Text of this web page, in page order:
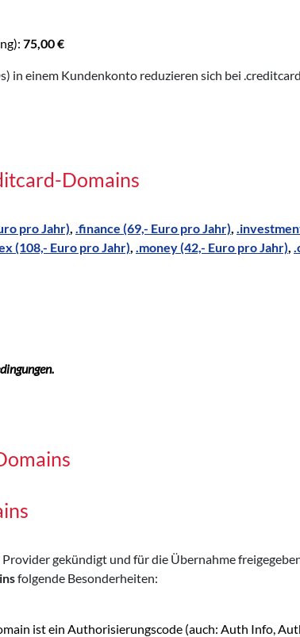
75,00 €
in einem Kundenkonto reduzieren sich bei
Domains
pro Jahr) .finance (69,- Euro pro Jahr)
(108,- Euro pro Jahr) .money (42,- Euro pro Jahr)
gekündigt und für die Übernahme
folgende Besonderheiten:
ist ein Authorisierungscode (auch: Auth Info,